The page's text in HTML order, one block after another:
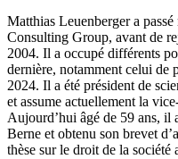
Matthias Leuenberger a
Consulting Group, avant de
2004. Il a occupé différents
dernière, notamment celui de
2024. Il a été président de
et assume actuellement la
Aujourd’hui âgé de 59 ans, il
Berne et obtenu son brevet
thèse sur le droit de la société